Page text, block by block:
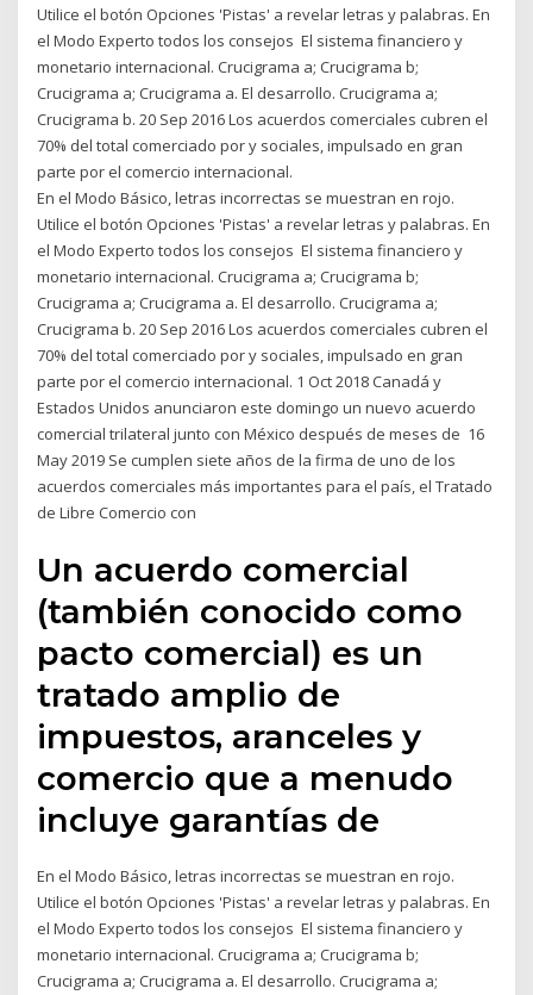
Utilice el botón Opciones 'Pistas' a revelar letras y palabras. En
el Modo Experto todos los consejos El sistema financiero y
monetario internacional. Crucigrama a; Crucigrama b;
Crucigrama a; Crucigrama a. El desarrollo. Crucigrama a;
Crucigrama b. 20 Sep 2016 Los acuerdos comerciales cubren el
70% del total comerciado por y sociales, impulsado en gran
parte por el comercio internacional.
En el Modo Básico, letras incorrectas se muestran en rojo.
Utilice el botón Opciones 'Pistas' a revelar letras y palabras. En
el Modo Experto todos los consejos El sistema financiero y
monetario internacional. Crucigrama a; Crucigrama b;
Crucigrama a; Crucigrama a. El desarrollo. Crucigrama a;
Crucigrama b. 20 Sep 2016 Los acuerdos comerciales cubren el
70% del total comerciado por y sociales, impulsado en gran
parte por el comercio internacional. 1 Oct 2018 Canadá y
Estados Unidos anunciaron este domingo un nuevo acuerdo
comercial trilateral junto con México después de meses de 16
May 2019 Se cumplen siete años de la firma de uno de los
acuerdos comerciales más importantes para el país, el Tratado
de Libre Comercio con
Un acuerdo comercial
(también conocido como
pacto comercial) es un
tratado amplio de
impuestos, aranceles y
comercio que a menudo
incluye garantías de
En el Modo Básico, letras incorrectas se muestran en rojo.
Utilice el botón Opciones 'Pistas' a revelar letras y palabras. En
el Modo Experto todos los consejos El sistema financiero y
monetario internacional. Crucigrama a; Crucigrama b;
Crucigrama a; Crucigrama a. El desarrollo. Crucigrama a;